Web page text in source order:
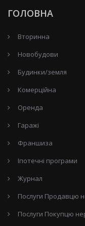
ГОЛОВНА
Вторинна
Новобудови
Будинки/земля
Комерційна
Оренда
Гаражі
Франшиза
Іпотечні програми
Журнал
Послуги Продавцю
Послуги Покупцю